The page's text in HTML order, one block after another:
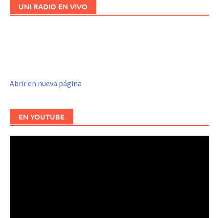
UNI RADIO EN VIVO
Abrir en nueva página
EN YOUTUBE